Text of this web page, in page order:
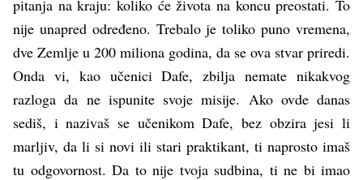
pitanja na kraju: koliko će života na koncu preostati. To
nije unapred određeno. Trebalo je toliko puno vremena,
dve Zemlje u 200 miliona godina, da se ova stvar priredi.
Onda vi, kao učenici Dafe, zbilja nemate nikakvog
razloga da ne ispunite svoje misije. Ako ovde danas
sediš, i nazivaš se učenikom Dafe, bez obzira jesi li
marljiv, da li si novi ili stari praktikant, ti naprosto imaš
tu odgovornost. Da to nije tvoja sudbina, ti ne bi imao